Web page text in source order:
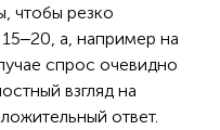
чтобы резко
а, например на
спрос очевидно
взгляд на
ответ.